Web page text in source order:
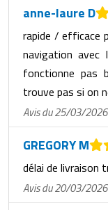
anne-laure D
rapide / efficace
navigation
fonctionne
trouve pas si on
Avis du 25/03/2026
GREGORY M
délai de livraison
Avis du 20/03/2026